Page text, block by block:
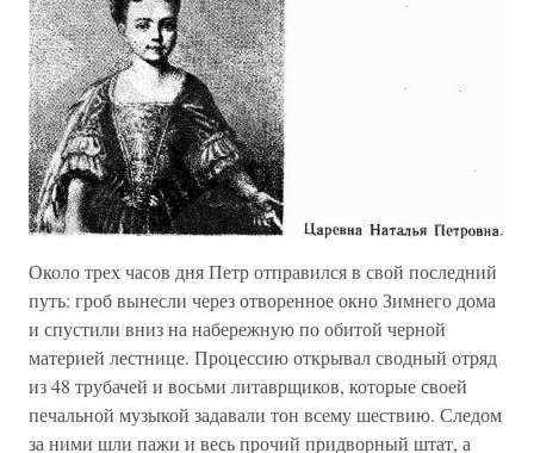
Около трех часов дня Петр отправился в свой последний
путь: гроб вынесли через отворенное окно Зимнего дома
и спустили вниз на набережную по обитой черной
материей лестнице. Процессию открывал сводный отряд
из 48 трубачей и восьми литаврщиков, которые своей
печальной музыкой задавали тон всему шествию. Следом
за ними шли пажи и весь прочий придворный штат, а